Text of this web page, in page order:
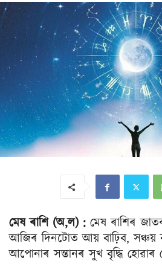
মেষ ৰাশি (অ,ল) : মেষ ৰাশিৰ
আজিৰ দিনটোত আয় বাঢ়িব, সঞ্চয়
আপোনাৰ সন্তানৰ সুখ বৃদ্ধি হোৱাৰ